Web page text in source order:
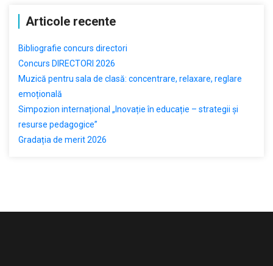
Articole recente
Bibliografie concurs directori
Concurs DIRECTORI 2026
Muzică pentru sala de clasă: concentrare, relaxare, reglare
emoțională
Simpozion internațional „Inovație în educație – strategii și
resurse pedagogice”
Gradația de merit 2026